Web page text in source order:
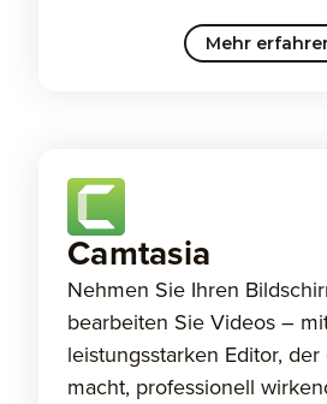
Mehr
Camtasia
Nehmen Sie Ihren
bearbeiten Sie Videos –
leistungsstarken Editor,
macht, professionell